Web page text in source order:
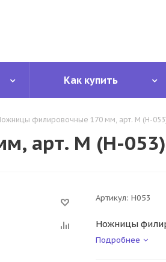
Как купить
филировочные 170 мм, арт. М (Н-
арт. М (Н-053)
Артикул: Н053
Ножницы
Подробнее